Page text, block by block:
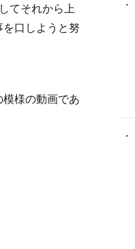
てそれから上
口しようと努
様の動画であ